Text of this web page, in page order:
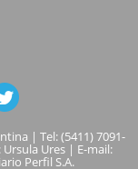
| Tel: (5411) 7091-
Ures | E-mail:
Perfil S.A.